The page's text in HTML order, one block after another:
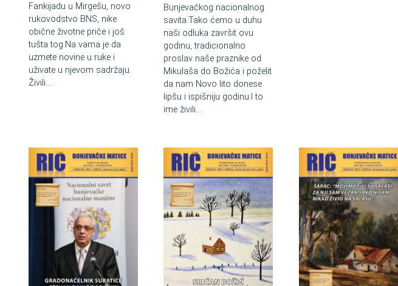
Fankijadu u Mirgešu, novo
rukovodstvo BNS, nike
obične životne priče i još
tušta tog.Na vama je da
uzmete novine u ruke i
uživate u njevom sadržaju.
Živili.....
Bunjevačkog nacionalnog
savita.Tako ćemo u duhu
naši odluka završit ovu
godinu, tradicionalno
proslav naše praznike od
Mikulaša do Božića i poželit
da nam Novo lito donese
lipšu i ispišniju godinu.I to
ime živili....